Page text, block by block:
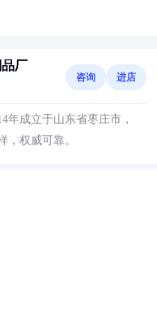
厂
咨询 进店
年成立于山东省枣庄市，
，权威可靠。